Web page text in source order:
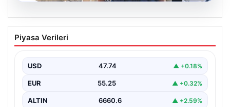
07.08.2026
Menderes Belediye Başkanı İlkay Çiçek
ve 9 Kişi Tutuklandı
Çiçek'in de aralarında bulunduğu isimlere yönelik
yürütülen kapsamlı…
Piyasa Verileri
USD 47.74 ▲ +0.18%
EUR 55.25 ▲ +0.32%
ALTIN 6660.6 ▲ +2.59%